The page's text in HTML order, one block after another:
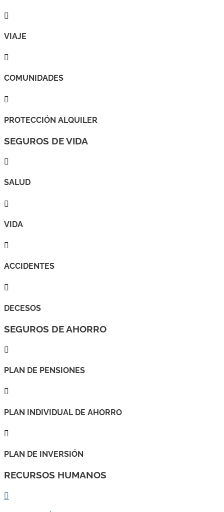

VIAJE

COMUNIDADES

PROTECCIÓN ALQUILER
SEGUROS DE VIDA

SALUD

VIDA

ACCIDENTES

DECESOS
SEGUROS DE AHORRO

PLAN DE PENSIONES

PLAN INDIVIDUAL DE AHORRO

PLAN DE INVERSIÓN
RECURSOS HUMANOS
